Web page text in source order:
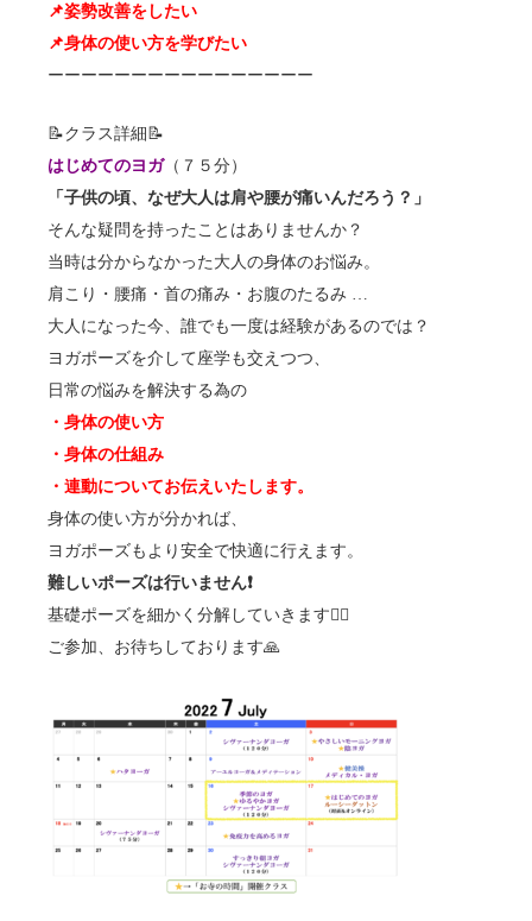
📌姿勢改善をしたい
📌身体の使い方を学びたい
ーーーーーーーーーーーーーーーー
📝クラス詳細📝
はじめてのヨガ（７５分）
「子供の頃、なぜ大人は肩や腰が痛いんだろう？」
そんな疑問を持ったことはありませんか？
当時は分からなかった大人の身体のお悩み。
肩こり・腰痛・首の痛み・お腹のたるみ …
大人になった今、誰でも一度は経験があるのでは？
ヨガポーズを介して座学も交えつつ、
日常の悩みを解決する為の
・身体の使い方
・身体の仕組み
・連動についてお伝えいたします。
身体の使い方が分かれば、
ヨガポーズもより安全で快適に行えます。
難しいポーズは行いません❗️
基礎ポーズを細かく分解していきます🧘‍♂️
ご参加、お待ちしております🙏